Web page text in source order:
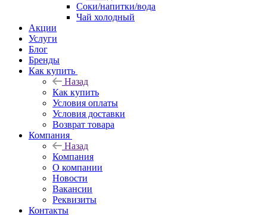
Соки/напитки/вода
Чай холодный
Акции
Услуги
Блог
Бренды
Как купить
Назад
Как купить
Условия оплаты
Условия доставки
Возврат товара
Компания
Назад
Компания
О компании
Новости
Вакансии
Реквизиты
Контакты